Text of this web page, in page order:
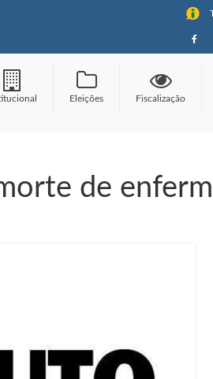
Eleições Fiscalização
de